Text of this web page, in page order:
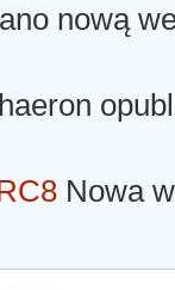
nową
Nowa